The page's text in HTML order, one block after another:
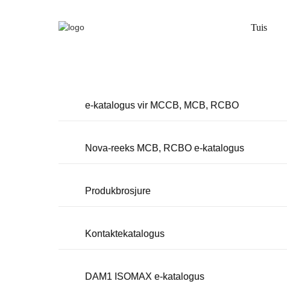
Tuis
e-katalogus vir MCCB, MCB, RCBO
Nova-reeks MCB, RCBO e-katalogus
Produkbrosjure
Kontaktekatalogus
DAM1 ISOMAX e-katalogus